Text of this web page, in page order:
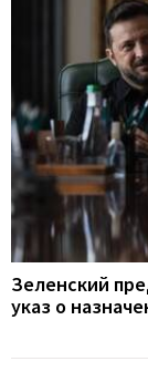
Зеленский
указ о